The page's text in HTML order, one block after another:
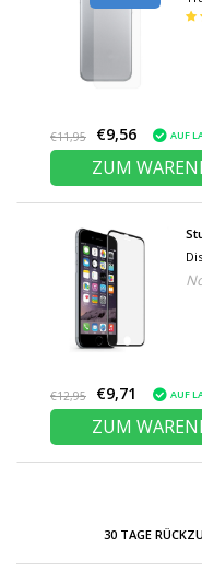
€11,95 €9,56 AUF
ZUM
€12,95 €9,71 AUF
ZUM
30 TAGE